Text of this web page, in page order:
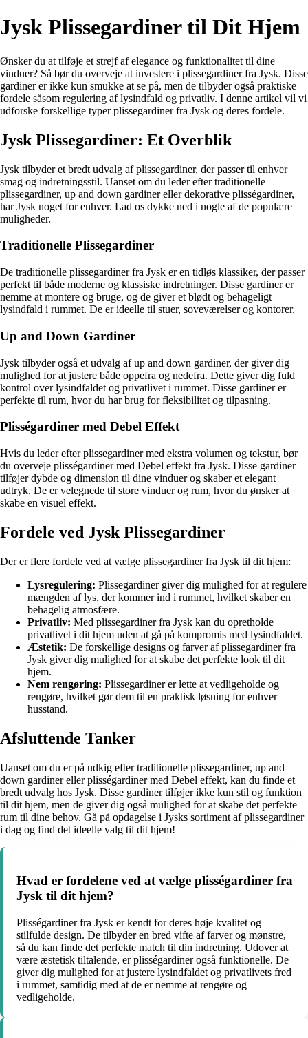
Jysk Plissegardiner til Dit Hjem
Ønsker du at tilføje et strejf af elegance og funktionalitet til dine
vinduer? Så bør du overveje at investere i plissegardiner fra Jysk. Disse
gardiner er ikke kun smukke at se på, men de tilbyder også praktiske
fordele såsom regulering af lysindfald og privatliv. I denne artikel vil vi
udforske forskellige typer plissegardiner fra Jysk og deres fordele.
Jysk Plissegardiner: Et Overblik
Jysk tilbyder et bredt udvalg af plissegardiner, der passer til enhver
smag og indretningsstil. Uanset om du leder efter traditionelle
plissegardiner, up and down gardiner eller dekorative plisségardiner,
har Jysk noget for enhver. Lad os dykke ned i nogle af de populære
muligheder.
Traditionelle Plissegardiner
De traditionelle plissegardiner fra Jysk er en tidløs klassiker, der passer
perfekt til både moderne og klassiske indretninger. Disse gardiner er
nemme at montere og bruge, og de giver et blødt og behageligt
lysindfald i rummet. De er ideelle til stuer, soveværelser og kontorer.
Up and Down Gardiner
Jysk tilbyder også et udvalg af up and down gardiner, der giver dig
mulighed for at justere både oppefra og nedefra. Dette giver dig fuld
kontrol over lysindfaldet og privatlivet i rummet. Disse gardiner er
perfekte til rum, hvor du har brug for fleksibilitet og tilpasning.
Plisségardiner med Debel Effekt
Hvis du leder efter plissegardiner med ekstra volumen og tekstur, bør
du overveje plisségardiner med Debel effekt fra Jysk. Disse gardiner
tilføjer dybde og dimension til dine vinduer og skaber et elegant
udtryk. De er velegnede til store vinduer og rum, hvor du ønsker at
skabe en visuel effekt.
Fordele ved Jysk Plissegardiner
Der er flere fordele ved at vælge plissegardiner fra Jysk til dit hjem:
Lysregulering: Plissegardiner giver dig mulighed for at regulere
mængden af lys, der kommer ind i rummet, hvilket skaber en
behagelig atmosfære.
Privatliv: Med plissegardiner fra Jysk kan du opretholde
privatlivet i dit hjem uden at gå på kompromis med lysindfaldet.
Æstetik: De forskellige designs og farver af plissegardiner fra
Jysk giver dig mulighed for at skabe det perfekte look til dit
hjem.
Nem rengøring: Plissegardiner er lette at vedligeholde og
rengøre, hvilket gør dem til en praktisk løsning for enhver
husstand.
Afsluttende Tanker
Uanset om du er på udkig efter traditionelle plissegardiner, up and
down gardiner eller plisségardiner med Debel effekt, kan du finde et
bredt udvalg hos Jysk. Disse gardiner tilføjer ikke kun stil og funktion
til dit hjem, men de giver dig også mulighed for at skabe det perfekte
rum til dine behov. Gå på opdagelse i Jysks sortiment af plissegardiner
i dag og find det ideelle valg til dit hjem!
Hvad er fordelene ved at vælge plisségardiner fra
Jysk til dit hjem?
Plisségardiner fra Jysk er kendt for deres høje kvalitet og
stilfulde design. De tilbyder en bred vifte af farver og mønstre,
så du kan finde det perfekte match til din indretning. Udover at
være æstetisk tiltalende, er plisségardiner også funktionelle. De
giver dig mulighed for at justere lysindfaldet og privatlivets fred
i rummet, samtidig med at de er nemme at rengøre og
vedligeholde.